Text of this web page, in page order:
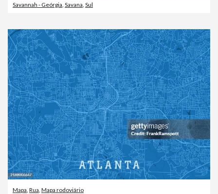
Savannah - Geórgia Savana Sul
Mapa Rua Mapa rodoviário